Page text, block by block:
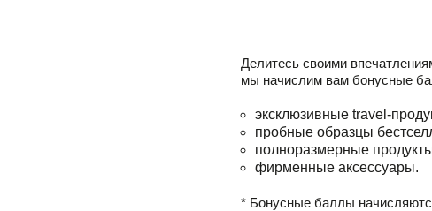
Делитесь своими
мы начислим вам бонусные
эксклюзивные travel-
пробные образцы
полноразмерные
фирменные аксессуары.
* Бонусные баллы